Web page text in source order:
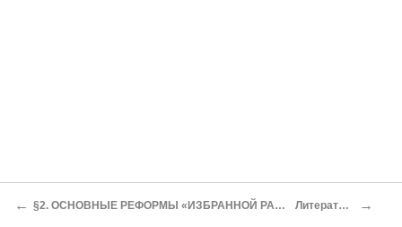
← §2. ОСНОВНЫЕ РЕФОРМЫ «ИЗБРАННОЙ РАДЫ» Литература →